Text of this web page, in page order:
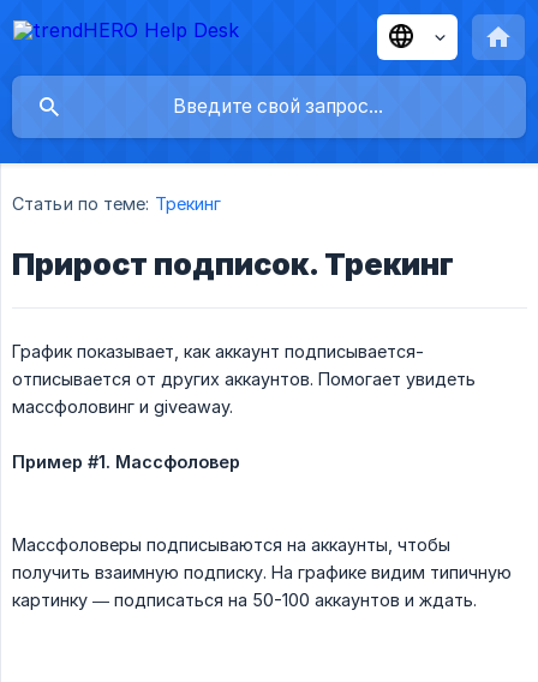
Статьи по теме: Трекинг
Прирост подписок. Трекинг
График показывает, как аккаунт подписывается-
отписывается от других аккаунтов. Помогает увидеть
массфоловинг и giveaway.
Пример #1. Массфоловер
Массфоловеры подписываются на аккаунты, чтобы
получить взаимную подписку. На графике видим типичную
картинку — подписаться на 50-100 аккаунтов и ждать.